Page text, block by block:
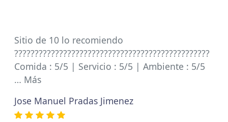
Sitio de 10 lo recomiendo
????????????????????????????????????????????????
Comida : 5/5 | Servicio : 5/5 | Ambiente : 5/5
… Más
Jose Manuel Pradas Jimenez